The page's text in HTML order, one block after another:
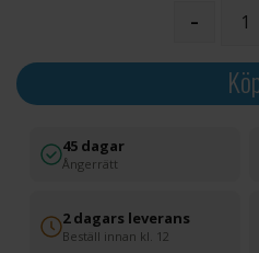
-
45 dagar
Ångerrätt
2 dagars leverans
Beställ innan kl. 12